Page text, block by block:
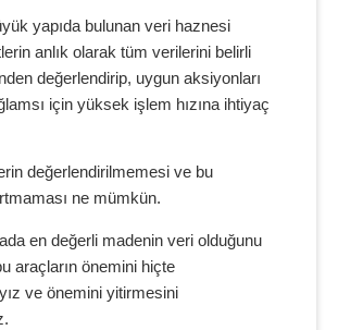
yapıda bulunan veri haznesi
anlık olarak tüm verilerini belirli
değerlendirip, uygun aksiyonları
için yüksek işlem hızına ihtiyaç
değerlendirilmemesi ve bu
ne mümkün.
en değerli madenin veri olduğunu
araçların önemini hiçte
ve önemini yitirmesini